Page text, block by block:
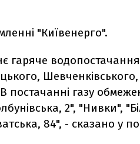
"Київенерго".
гаряче
постачанні газу
2", "Нивки",
84", - сказано у